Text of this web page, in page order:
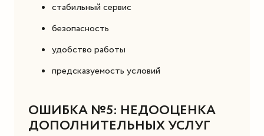
стабильный сервис
безопасность
удобство работы
предсказуемость условий
ОШИБКА №5: НЕДООЦЕНКА
ДОПОЛНИТЕЛЬНЫХ УСЛУГ